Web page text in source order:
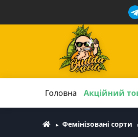
Головна Акційний
Фемінізовані сорти